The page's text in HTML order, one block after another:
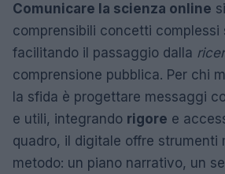
Comunicare la scienza online
comprensibili concetti complessi
facilitando il passaggio dalla
comprensione pubblica. Per chi
la sfida è progettare messaggi
e utili, integrando rigore e
quadro, il digitale offre strumenti
metodo: un piano narrativo, un